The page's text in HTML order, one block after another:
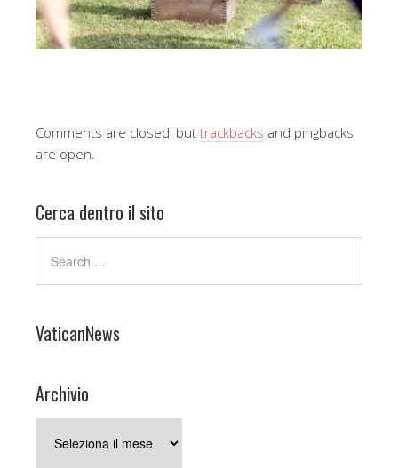
Comments are closed, but trackbacks and pingbacks
are open.
Cerca dentro il sito
VaticanNews
Archivio